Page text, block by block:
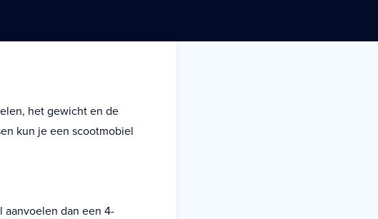
het gewicht en de
kun je een scootmobiel
aanvoelen dan een 4-